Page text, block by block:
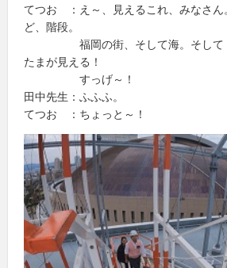
てつお ：え～、見えるこれ、みなさん
ど、階段。
福岡の街、そして海。そして！
たまが見える！
すっげ～！
田中先生：ふふふ。
てつお ：ちょっと～！